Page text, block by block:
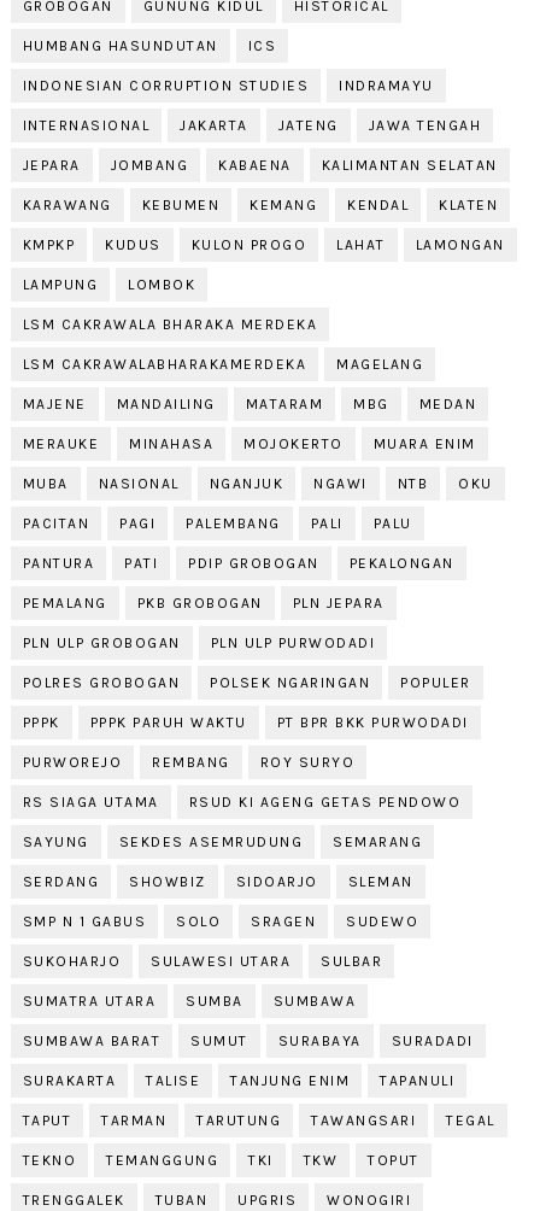
GROBOGAN GUNUNG KIDUL HISTORICAL
HUMBANG HASUNDUTAN ICS
INDONESIAN CORRUPTION STUDIES INDRAMAYU
INTERNASIONAL JAKARTA JATENG JAWA TENGAH
JEPARA JOMBANG KABAENA KALIMANTAN SELATAN
KARAWANG KEBUMEN KEMANG KENDAL KLATEN
KMPKP KUDUS KULON PROGO LAHAT LAMONGAN
LAMPUNG LOMBOK
LSM CAKRAWALA BHARAKA MERDEKA
LSM CAKRAWALABHARAKAMERDEKA MAGELANG
MAJENE MANDAILING MATARAM MBG MEDAN
MERAUKE MINAHASA MOJOKERTO MUARA ENIM
MUBA NASIONAL NGANJUK NGAWI NTB OKU
PACITAN PAGI PALEMBANG PALI PALU
PANTURA PATI PDIP GROBOGAN PEKALONGAN
PEMALANG PKB GROBOGAN PLN JEPARA
PLN ULP GROBOGAN PLN ULP PURWODADI
POLRES GROBOGAN POLSEK NGARINGAN POPULER
PPPK PPPK PARUH WAKTU PT BPR BKK PURWODADI
PURWOREJO REMBANG ROY SURYO
RS SIAGA UTAMA RSUD KI AGENG GETAS PENDOWO
SAYUNG SEKDES ASEMRUDUNG SEMARANG
SERDANG SHOWBIZ SIDOARJO SLEMAN
SMP N 1 GABUS SOLO SRAGEN SUDEWO
SUKOHARJO SULAWESI UTARA SULBAR
SUMATRA UTARA SUMBA SUMBAWA
SUMBAWA BARAT SUMUT SURABAYA SURADADI
SURAKARTA TALISE TANJUNG ENIM TAPANULI
TAPUT TARMAN TARUTUNG TAWANGSARI TEGAL
TEKNO TEMANGGUNG TKI TKW TOPUT
TRENGGALEK TUBAN UPGRIS WONOGIRI